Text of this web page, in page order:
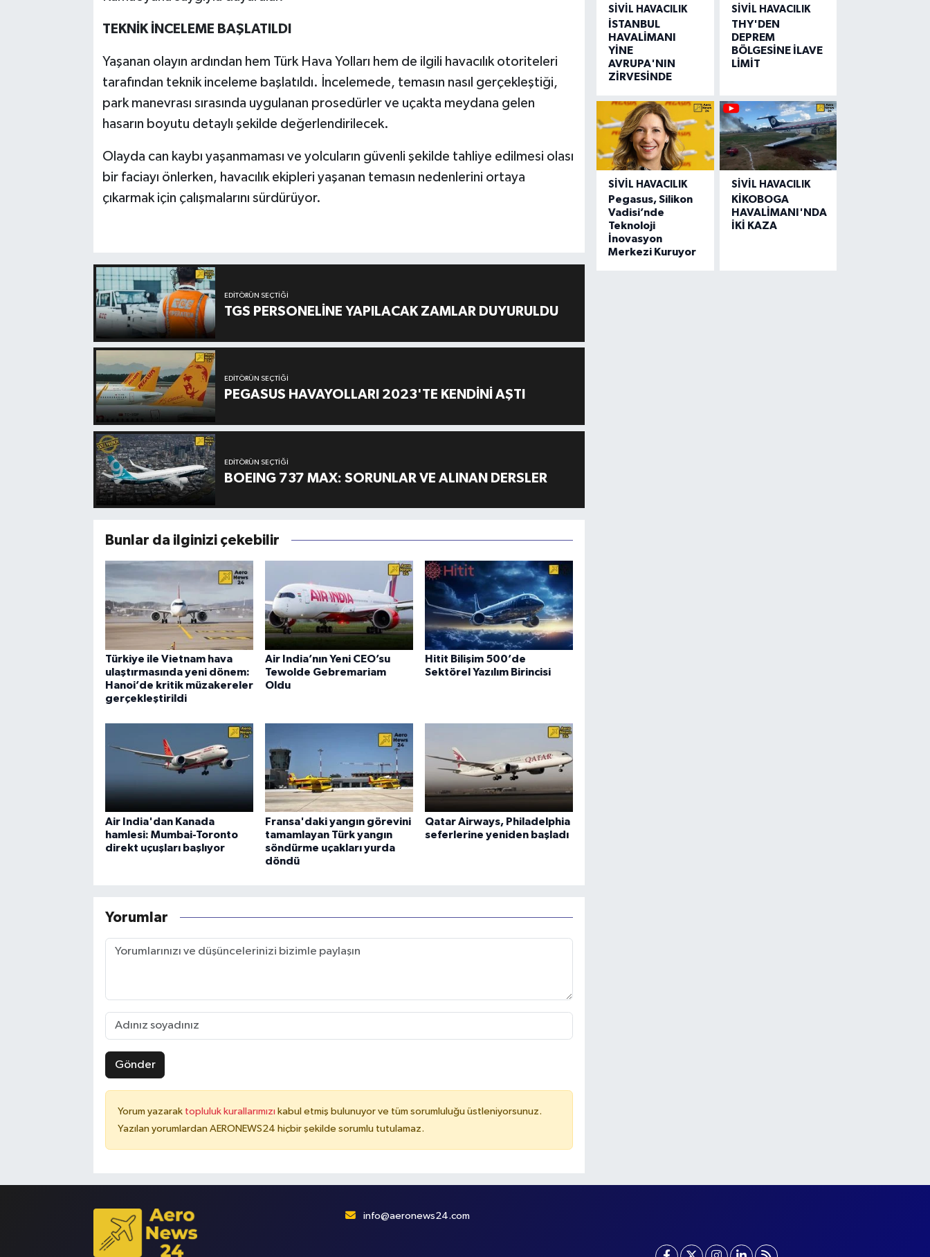
TEKNİK İNCELEME BAŞLATILDI
Yaşanan olayın ardından hem Türk Hava Yolları hem de ilgili havacılık otoriteleri
tarafından teknik inceleme başlatıldı. İncelemede, temasın nasıl gerçekleştiği,
park manevrası sırasında uygulanan prosedürler ve uçakta meydana gelen
hasarın boyutu detaylı şekilde değerlendirilecek.
Olayda can kaybı yaşanmaması ve yolcuların güvenli şekilde tahliye edilmesi olası
bir faciayı önlerken, havacılık ekipleri yaşanan temasın nedenlerini ortaya
çıkarmak için çalışmalarını sürdürüyor.
EDITÖRÜN SEÇTIĞI
TGS PERSONELİNE YAPILACAK ZAMLAR DUYURULDU
EDITÖRÜN SEÇTIĞI
PEGASUS HAVAYOLLARI 2023'TE KENDİNİ AŞTI
EDITÖRÜN SEÇTIĞI
BOEING 737 MAX: SORUNLAR VE ALINAN DERSLER
Bunlar da ilginizi çekebilir
Türkiye ile Vietnam hava
ulaştırmasında yeni dönem:
Hanoi’de kritik müzakereler
gerçekleştirildi
Air India’nın Yeni CEO’su
Tewolde Gebremariam
Oldu
Hitit Bilişim 500’de
Sektörel Yazılım Birincisi
Air India'dan Kanada
hamlesi: Mumbai-Toronto
direkt uçuşları başlıyor
Fransa'daki yangın görevini
tamamlayan Türk yangın
söndürme uçakları yurda
döndü
Qatar Airways, Philadelphia
seferlerine yeniden başladı
Yorumlar
Gönder
Yorum yazarak topluluk kurallarımızı kabul etmiş bulunuyor ve tüm sorumluluğu üstleniyorsunuz.
Yazılan yorumlardan AERONEWS24 hiçbir şekilde sorumlu tutulamaz.
SIVIL HAVACILIK
İSTANBUL
HAVALİMANI
YİNE
AVRUPA'NIN
ZİRVESİNDE
SIVIL HAVACILIK
THY'DEN
DEPREM
BÖLGESİNE İLAVE
LİMİT
SIVIL HAVACILIK
Pegasus, Silikon
Vadisi’nde
Teknoloji
İnovasyon
Merkezi Kuruyor
SIVIL HAVACILIK
KİKOBOGA
HAVALİMANI'NDA
İKİ KAZA
info@aeronews24.com